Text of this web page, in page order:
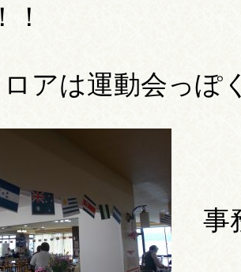
！
アは運動会っぽ
事